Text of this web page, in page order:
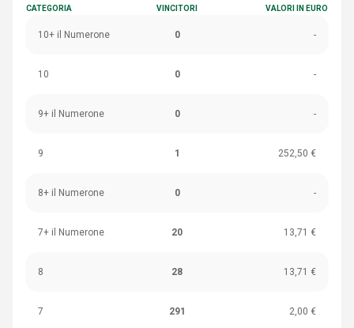
CATEGORIA VINCITORI VALORI IN EURO
10+ il Numerone 0 -
10 0 -
9+ il Numerone 0 -
9 1 252,50 €
8+ il Numerone 0 -
7+ il Numerone 20 13,71 €
8 28 13,71 €
7 291 2,00 €